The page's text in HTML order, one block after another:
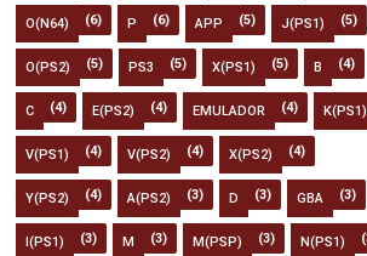
O(N64) (6) P (6) APP (5) J(PS1) (5)
O(PS2) (5) PS3 (5) X(PS1) (5) B (4)
C (4) E(PS2) (4) EMULADOR (4) K(PS1)
V(PS1) (4) V(PS2) (4) X(PS2) (4)
Y(PS2) (4) A(PS2) (3) D (3) GBA (3)
I(PS1) (3) M (3) M(PSP) (3) N(PS1)